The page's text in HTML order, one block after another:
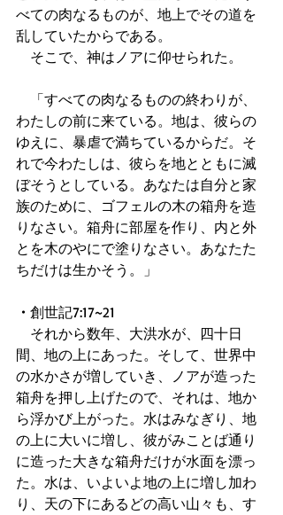
べての肉なるものが、地上でその道を
乱していたからである。
そこで、神はノアに仰せられた。
「すべての肉なるものの終わりが、
わたしの前に来ている。地は、彼らの
ゆえに、暴虐で満ちているからだ。そ
れで今わたしは、彼らを地とともに滅
ぼそうとしている。あなたは自分と家
族のために、ゴフェルの木の箱舟を造
りなさい。箱舟に部屋を作り、内と外
とを木のやにで塗りなさい。あなたた
ちだけは生かそう。」
・ 創世記7:17~21
それから数年、大洪水が、四十日
間、地の上にあった。そして、世界中
の水かさが増していき、ノアが造った
箱舟を押し上げたので、それは、地か
ら浮かび上がった。水はみなぎり、地
の上に大いに増し、彼がみことば通り
に造った大きな箱舟だけが水面を漂っ
た。水は、いよいよ地の上に増し加わ
り、天の下にあるどの高い山々も、す